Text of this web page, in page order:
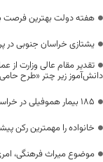
هفته دولت بهترین فرصت
یشتازی خراسان جنوبی در
دانش‌آموز زیر چتر «طرح
۱۸۵ بیمار هموفیلی در خراسان جنوبی تحت پوشش خدمات بیمه سلامت قرار دارند
خانواده را مهمترین رکن
موضوع میراث فرهنگی،